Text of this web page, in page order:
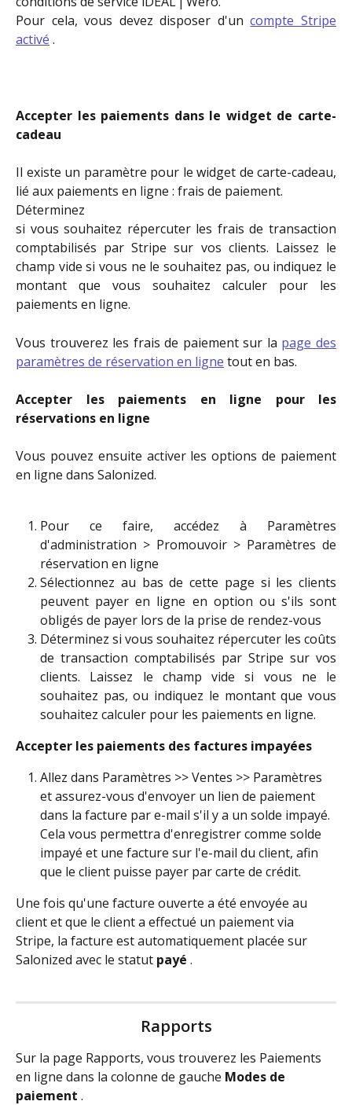
Pour cela, vous devez disposer d'uncompte Stripe
activé .
Accepter les paiements dans le widget de carte-
cadeau
Il existe un paramètre pour le widget de carte-cadeau,
lié aux paiements en ligne : frais de paiement.
Déterminez
si vous souhaitez répercuter les frais de transaction
comptabilisés par Stripe sur vos clients. Laissez le
champ vide si vous ne le souhaitez pas, ou indiquez le
montant que vous souhaitez calculer pour les
paiements en ligne.
Vous trouverez les frais de paiement sur la page des
paramètres de réservation en ligne tout en bas.
Accepter les paiements en ligne pour les
réservations en ligne
Vous pouvez ensuite activer les options de paiement
en ligne dans Salonized.
Pour ce faire, accédez à Paramètres
d'administration > Promouvoir > Paramètres de
réservation en ligne
Sélectionnez au bas de cette page si les clients
peuvent payer en ligne en option ou s'ils sont
obligés de payer lors de la prise de rendez-vous
Déterminez si vous souhaitez répercuter les coûts
de transaction comptabilisés par Stripe sur vos
clients. Laissez le champ vide si vous ne le
souhaitez pas, ou indiquez le montant que vous
souhaitez calculer pour les paiements en ligne.
Accepter les paiements des factures impayées
Allez dans Paramètres >> Ventes >> Paramètres
et assurez-vous d'envoyer un lien de paiement
dans la facture par e-mail s'il y a un solde impayé.
Cela vous permettra d'enregistrer comme solde
impayé et une facture sur l'e-mail du client, afin
que le client puisse payer par carte de crédit.
Une fois qu'une facture ouverte a été envoyée au
client et que le client a effectué un paiement via
Stripe, la facture est automatiquement placée sur
Salonized avec le statut payé .
Rapports
Sur la page Rapports, vous trouverez les Paiements
en ligne dans la colonne de gauche Modes de
paiement .